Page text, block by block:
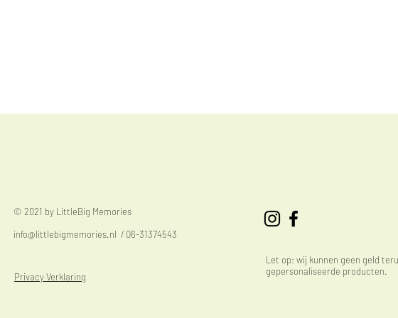
Let op: wij kunnen geen geld
gepersonaliseerde producten.
© 2021 by LittleBig Memories
info@littlebigmemories.nl / 06-31374543
Privacy Verklaring